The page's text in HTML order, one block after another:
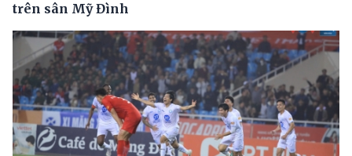
trên sân Mỹ Đình